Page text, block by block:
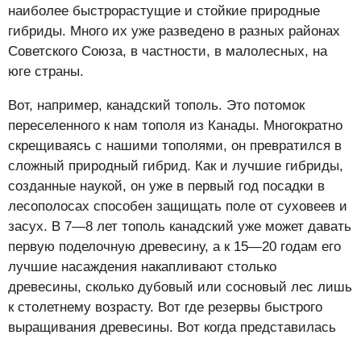
наиболее быстрорастущие и стойкие природные
гибриды. Много их уже разведено в разных районах
Советского Союза, в частности, в малолесных, на
юге страны.
Вот, например, канадский тополь. Это потомок
переселенного к нам тополя из Канады. Многократно
скрещиваясь с нашими тополями, он превратился в
сложный природный гибрид. Как и лучшие гибриды,
созданные наукой, он уже в первый год посадки в
лесополосах способен защищать поле от суховеев и
засух. В 7—8 лет тополь канадский уже может давать
первую поделочную древесину, а к 15—20 годам его
лучшие насаждения накапливают столько
древесины, сколько дубовый или сосновый лес лишь
к столетнему возрасту. Вот где резервы быстрого
выращивания древесины. Вот когда представилась